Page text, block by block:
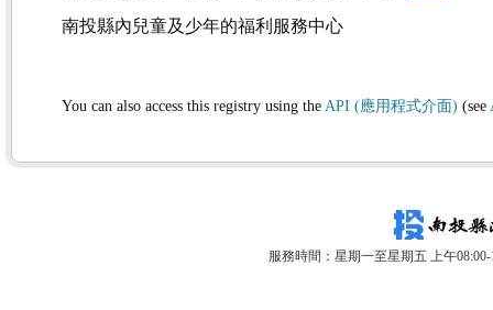
南投縣內兒童及少年的福利服務中心
You can also access this registry using the API (應用程式介面) (see
服務時間：星期一至星期五 上午